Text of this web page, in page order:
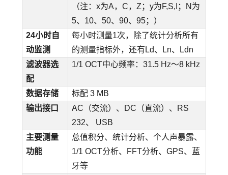
（注：x为A，C，Z；y为F,S,I；N为
5、10、50、90、95；）
24小时自
动监测
每小时测量1次，除了统计分析所有
的测量指标外，还有Ld、Ln、Ldn
滤波器选
配
1/1 OCT中心频率：31.5 Hz～8 kHz
数据存储
标配 3 MB
输出接口
AC（交流）、DC（直流）、RS
232、 USB
主要测量
功能
总值积分、统计分析、个人声暴露、
1/1 OCT分析、FFT分析、GPS、蓝
牙等